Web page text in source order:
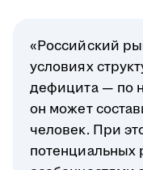
«Российский
условиях
дефицита — по
он может
человек. При